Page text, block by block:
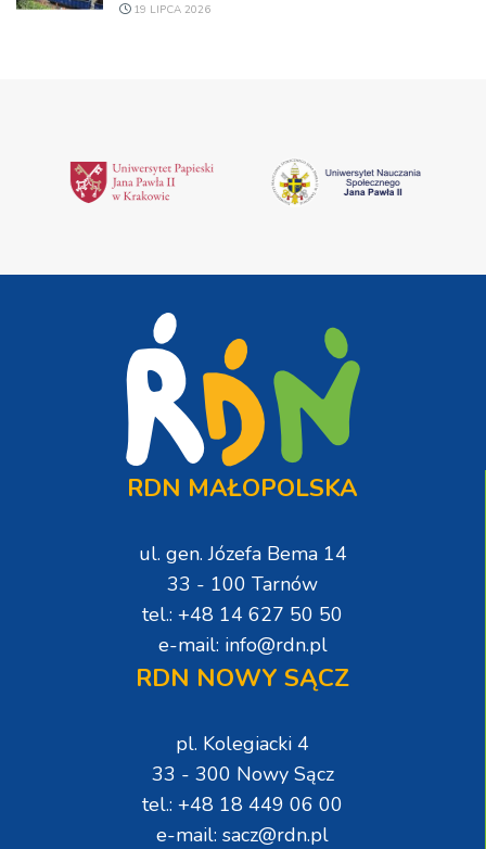
19 LIPCA 2026
RDN MAŁOPOLSKA
ul. gen. Józefa Bema 14
33 - 100 Tarnów
tel.: +48 14 627 50 50
e-mail: info@rdn.pl
RDN NOWY SĄCZ
pl. Kolegiacki 4
33 - 300 Nowy Sącz
tel.: +48 18 449 06 00
e-mail: sacz@rdn.pl